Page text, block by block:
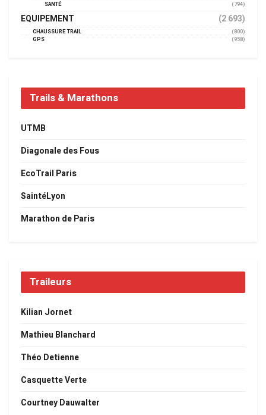
SANTÉ
(794)
EQUIPEMENT (2 693)
CHAUSSURE TRAIL
(800)
GPS
(958)
Trails & Marathons
UTMB
Diagonale des Fous
EcoTrail Paris
SaintéLyon
Marathon de Paris
Traileurs
Kilian Jornet
Mathieu Blanchard
Théo Detienne
Casquette Verte
Courtney Dauwalter